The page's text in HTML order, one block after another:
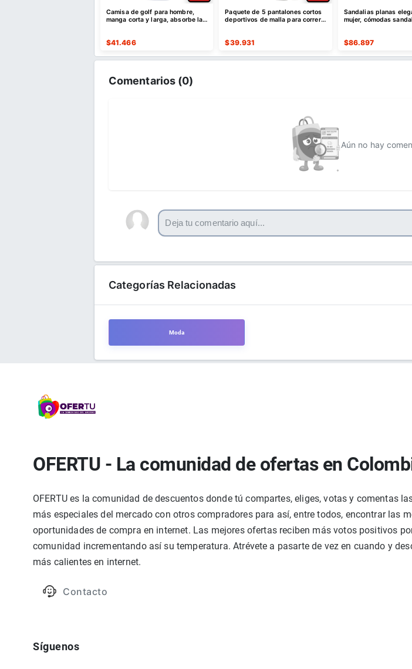
Camisa de golf para hombre,
manga corta y larga, absorbe la
$41.466
Paquete de 5 pantalones cortos
deportivos de malla para correr,
$39.931
Sandalias planas
mujer, cómodas
$86.897
Comentarios (0)
Aún no hay
Categorías Relacionadas
Moda
OFERTU - La comunidad de ofertas en
OFERTU es la comunidad de descuentos donde tú compartes, eliges, votas y comentas
más especiales del mercado con otros compradores para así, entre todos, encontrar las
oportunidades de compra en internet. Las mejores ofertas reciben más votos positivos
comunidad incrementando así su temperatura. Atrévete a pasarte de vez en cuando y
más calientes en internet.
Contacto
Síguenos